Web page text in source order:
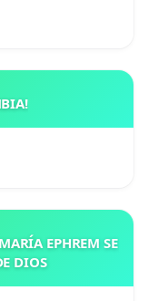
EPHREM SE
DIOS